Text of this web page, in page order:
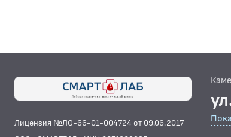
Лицензия №ЛО-66-01-004724 от 09.06.2017